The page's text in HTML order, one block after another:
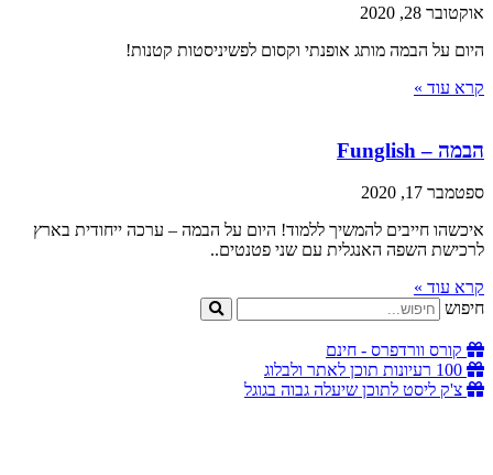
אוקטובר 28, 2020
היום על הבמה מותג אופנתי וקסום לפשיניסטות קטנות!
קרא עוד »
הבמה – Funglish
ספטמבר 17, 2020
איכשהו חייבים להמשיך ללמוד! היום על הבמה – ערכה ייחודית בארץ
לרכישת השפה האנגלית עם שני פטנטים..
קרא עוד »
חיפוש
קורס וורדפרס - חינם
100 רעיונות תוכן לאתר ולבלוג
צ'ק ליסט לתוכן שיעלה גבוה בגוגל